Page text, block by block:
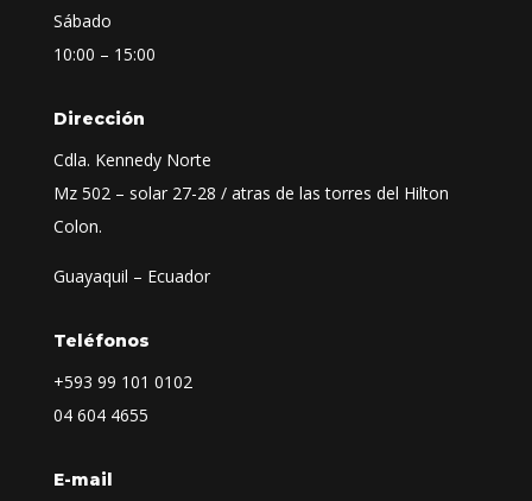
Sábado
10:00 – 15:00
Dirección
Cdla. Kennedy Norte
Mz 502 – solar 27-28 / atras de las torres del Hilton
Colon.
Guayaquil – Ecuador
Teléfonos
+593 99 101 0102
04 604 4655
E-mail